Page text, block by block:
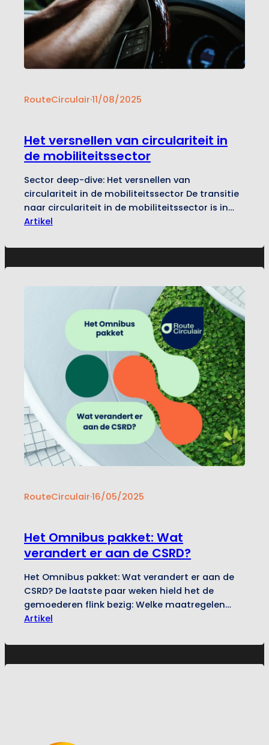
RouteCirculair·11/08/2025
Het versnellen van circulariteit in
de mobiliteitssector
Sector deep-dive: Het versnellen van
circulariteit in de mobiliteitssector De transitie
naar circulariteit in de mobiliteitssector is in
gang gezet, maar het gaat nog erg langzaam.
sector in 2022 voor 40% circulair, maar zijn veel
Artikel
RouteCirculair·16/05/2025
Het Omnibus pakket: Wat
verandert er aan de CSRD?
Het Omnibus pakket: Wat verandert er aan de
CSRD? De laatste paar weken hield het de
gemoederen flink bezig: Welke maatregelen
gaat de Europese Unie nemen rondom de
heeft de Europese Commissie bekend gemaakt
Artikel